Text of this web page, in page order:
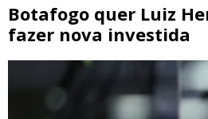
Botafogo quer Luiz
fazer nova investida